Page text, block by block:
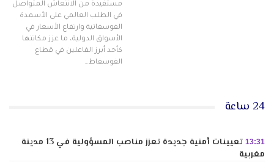
مستفيدة من الانتعاش المتواصل
في الطلب العالمي على الأسمدة
الفوسفاتية وارتفاع الأسعار في
الأسواق الدولية، ما عزز مكانتها
كأحد أبرز الفاعلين في قطاع
الفوسفاط…
24 ساعة
13:31
تعيينات أمنية جديدة تعزز مناصب المسؤولية في 13 مدينة
مغربية